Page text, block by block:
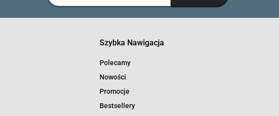
Szybka Nawigacja
Polecamy
Nowości
Promocje
Bestsellery